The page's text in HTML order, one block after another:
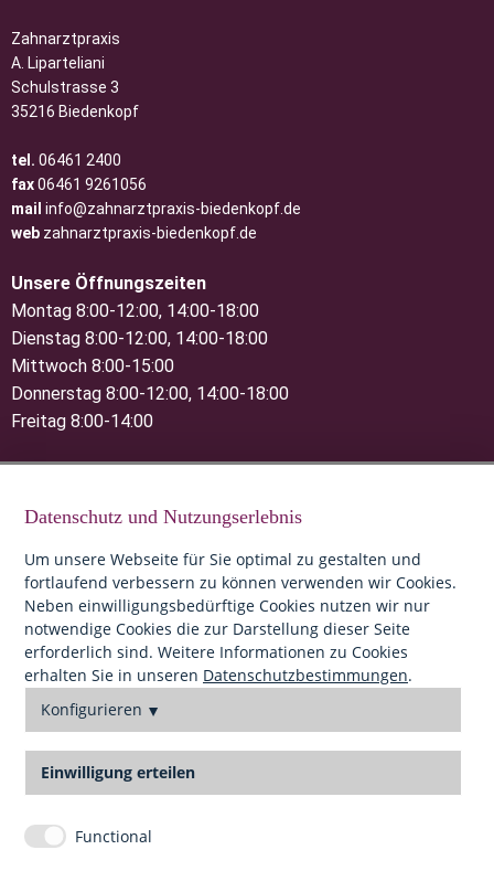
Zahnarztpraxis
A. Liparteliani
Schulstrasse 3
35216 Biedenkopf
tel. 06461 2400
fax06461 9261056
mail info@zahnarztpraxis-biedenkopf.de
web zahnarztpraxis-biedenkopf.de
Unsere Öffnungszeiten
Montag 8:00-12:00, 14:00-18:00
Dienstag 8:00-12:00, 14:00-18:00
Mittwoch 8:00-15:00
Donnerstag 8:00-12:00, 14:00-18:00
Freitag 8:00-14:00
Datenschutz und Nutzungserlebnis
Um unsere Webseite für Sie optimal zu gestalten und
fortlaufend verbessern zu können verwenden wir Cookies.
Neben einwilligungsbedürftige Cookies nutzen wir nur
notwendige Cookies die zur Darstellung dieser Seite
erforderlich sind. Weitere Informationen zu Cookies
erhalten Sie in unseren Datenschutzbestimmungen.
Konfigurieren
Einwilligung erteilen
Functional